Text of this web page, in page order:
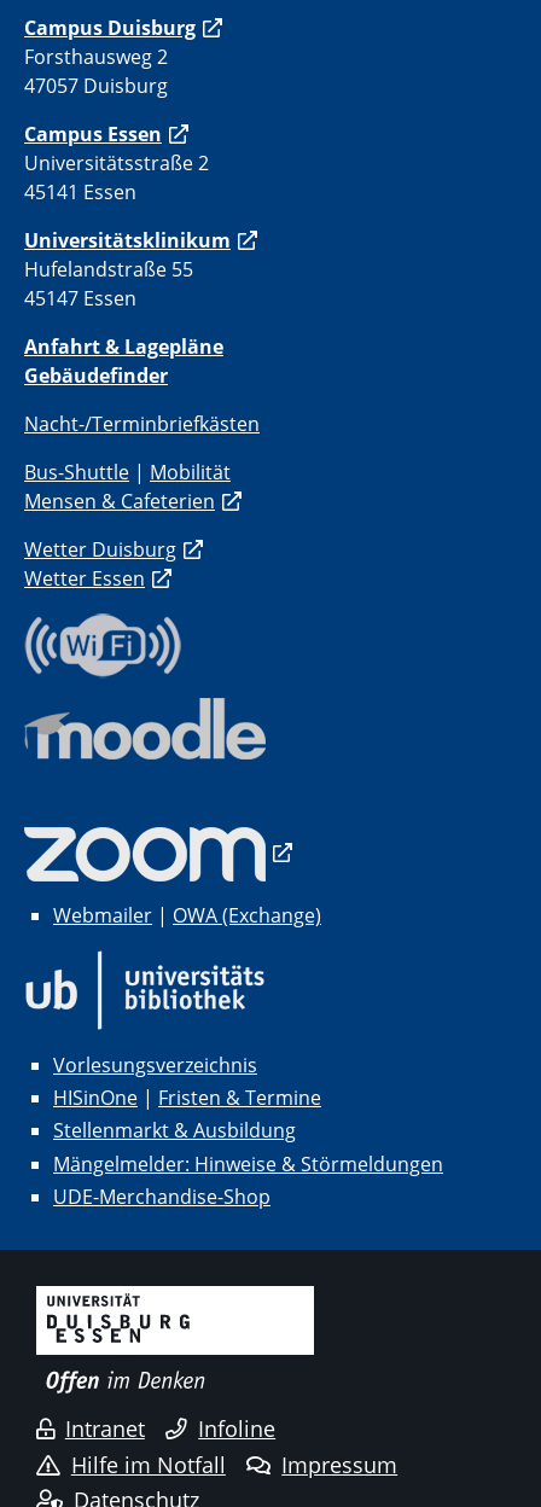
Campus Duisburg
Forsthausweg 2
47057 Duisburg
Campus Essen
Universitätsstraße 2
45141 Essen
Universitätsklinikum
Hufelandstraße 55
45147 Essen
Anfahrt & Lagepläne
Gebäudefinder
Nacht-/Terminbriefkästen
Bus-Shuttle | Mobilität
Mensen & Cafeterien
Wetter Duisburg
Wetter Essen
Webmailer | OWA (Exchange)
Vorlesungsverzeichnis
HISinOne | Fristen & Termine
Stellenmarkt & Ausbildung
Mängelmelder: Hinweise & Störmeldungen
UDE-Merchandise-Shop
Intranet
Infoline
Hilfe im Notfall
Impressum
Datenschutz